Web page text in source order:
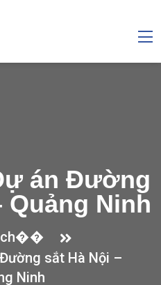
án Đường
Quảng Ninh
ch��
sắt Hà Nội –
Ninh